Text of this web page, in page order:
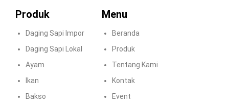
Produk
Daging Sapi Impor
Daging Sapi Lokal
Ayam
Ikan
Bakso
Menu
Beranda
Produk
Tentang Kami
Kontak
Event